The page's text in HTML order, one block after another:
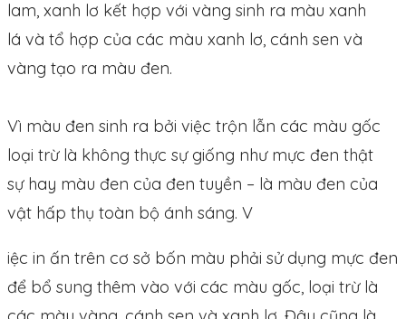
lam, xanh lơ kết hợp với vàng sinh ra màu xanh
lá và tổ hợp của các màu xanh lơ, cánh sen và
vàng tạo ra màu đen.
Vì màu đen sinh ra bởi việc trộn lẫn các màu gốc
loại trừ là không thực sự giống như mực đen thật
sự hay màu đen của đen tuyền – là màu đen của
vật hấp thụ toàn bộ ánh sáng. V
iệc in ấn trên cơ sở bốn màu phải sử dụng mực đen
để bổ sung thêm vào với các màu gốc, loại trừ là